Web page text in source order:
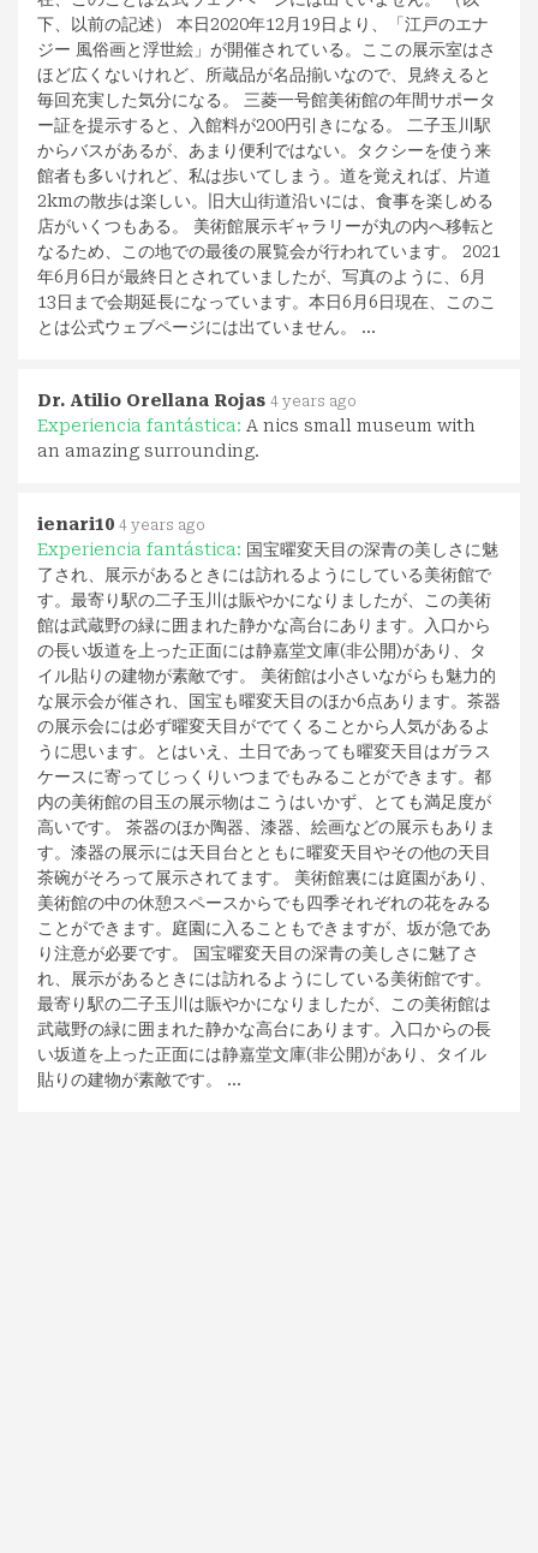
下、以前の記述） 本日2020年12月19日より、「江戸のエナ
ジー 風俗画と浮世絵」が開催されている。ここの展示室はさ
ほど広くないけれど、所蔵品が名品揃いなので、見終えると
毎回充実した気分になる。 三菱一号館美術館の年間サポータ
ー証を提示すると、入館料が200円引きになる。 二子玉川駅
からバスがあるが、あまり便利ではない。タクシーを使う来
館者も多いけれど、私は歩いてしまう。道を覚えれば、片道
2kmの散歩は楽しい。旧大山街道沿いには、食事を楽しめる
店がいくつもある。 美術館展示ギャラリーが丸の内へ移転と
なるため、この地での最後の展覧会が行われています。 2021
年6月6日が最終日とされていましたが、写真のように、6月
13日まで会期延長になっています。本日6月6日現在、このこ
とは公式ウェブページには出ていません。 …
Dr. Atilio Orellana Rojas 4 years ago
Experiencia fantástica: A nics small museum with
an amazing surrounding.
ienari10 4 years ago
Experiencia fantástica: 国宝曜変天目の深青の美しさに魅
了され、展示があるときには訪れるようにしている美術館で
す。最寄り駅の二子玉川は賑やかになりましたが、この美術
館は武蔵野の緑に囲まれた静かな高台にあります。入口から
の長い坂道を上った正面には静嘉堂文庫(非公開)があり、タ
イル貼りの建物が素敵です。 美術館は小さいながらも魅力的
な展示会が催され、国宝も曜変天目のほか6点あります。茶器
の展示会には必ず曜変天目がでてくることから人気があるよ
うに思います。とはいえ、土日であっても曜変天目はガラス
ケースに寄ってじっくりいつまでもみることができます。都
内の美術館の目玉の展示物はこうはいかず、とても満足度が
高いです。 茶器のほか陶器、漆器、絵画などの展示もありま
す。漆器の展示には天目台とともに曜変天目やその他の天目
茶碗がそろって展示されてます。 美術館裏には庭園があり、
美術館の中の休憩スペースからでも四季それぞれの花をみる
ことができます。庭園に入ることもできますが、坂が急であ
り注意が必要です。 国宝曜変天目の深青の美しさに魅了さ
れ、展示があるときには訪れるようにしている美術館です。
最寄り駅の二子玉川は賑やかになりましたが、この美術館は
武蔵野の緑に囲まれた静かな高台にあります。入口からの長
い坂道を上った正面には静嘉堂文庫(非公開)があり、タイル
貼りの建物が素敵です。 …